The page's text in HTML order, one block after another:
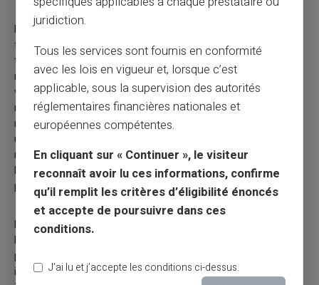
Les escrocs qui réalisent des fraudes par affinité sont
fréquemment (ou prétendent être) membres du groupe qu'ils
tentent d'escroquer. Les fraudeurs exploitent l'âge, l'identité
religieuse, ethnique, sexuelle ou professionnelle de leur
victime pour gagner leur confiance, sachant qu'il est dans la
nature humaine de faire confiance aux personnes qui vous
ressemblent. La fraude par affinité implique presque toujours
un faux investissement ou un investissement où le fraudeur
ment sur des détails importants (comme le risque de perte,
les antécédents de l'investissement ou les antécédents du
promoteur du système).
De nombreuses fraudes par affinité sont des systèmes de
Ponzi ou des pyramides, dans lesquels l'argent donné au
promoteur par de nouveaux investisseurs est versé aux
investisseurs antérieurs pour créer l'illusion que le soi-disant
juridiction.
Tous les services sont fournis en conformité
avec les lois en vigueur et, lorsque c’est
applicable, sous la supervision des autorités
réglementaires financières nationales et
européennes compétentes.
En cliquant sur « Continuer », le visiteur
reconnaît avoir lu ces informations, confirme
qu’il remplit les critères d’éligibilité énoncés
et accepte de poursuivre dans ces
conditions.
J’ai lu et j’accepte les conditions ci-dessus.